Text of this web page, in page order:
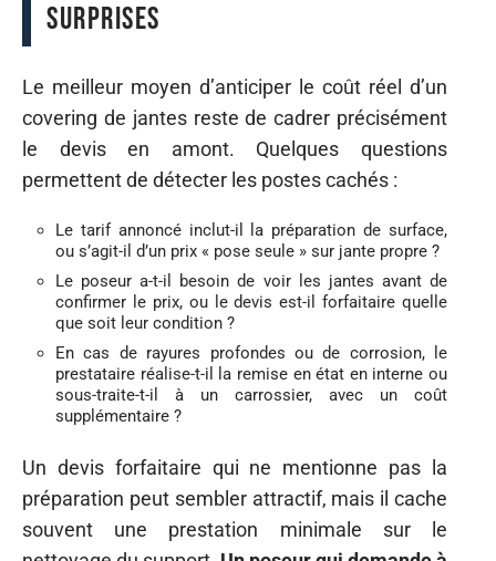
surprises
Le meilleur moyen d’anticiper le coût réel d’un
covering de jantes reste de cadrer précisément
le devis en amont. Quelques questions
permettent de détecter les postes cachés :
Le tarif annoncé inclut-il la préparation de surface,
ou s’agit-il d’un prix « pose seule » sur jante propre ?
Le poseur a-t-il besoin de voir les jantes avant de
confirmer le prix, ou le devis est-il forfaitaire quelle
que soit leur condition ?
En cas de rayures profondes ou de corrosion, le
prestataire réalise-t-il la remise en état en interne ou
sous-traite-t-il à un carrossier, avec un coût
supplémentaire ?
Un devis forfaitaire qui ne mentionne pas la
préparation peut sembler attractif, mais il cache
souvent une prestation minimale sur le